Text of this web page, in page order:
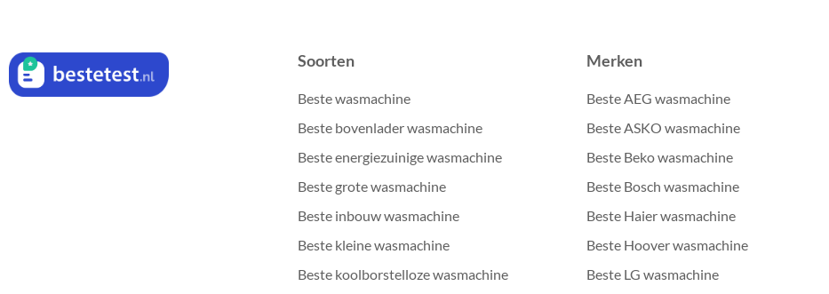
Soorten
Beste wasmachine
Beste bovenlader wasmachine
Beste energiezuinige wasmachine
Beste grote wasmachine
Beste inbouw wasmachine
Beste kleine wasmachine
Beste koolborstelloze wasmachine
Merken
Beste AEG wasmachine
Beste ASKO wasmachine
Beste Beko wasmachine
Beste Bosch wasmachine
Beste Haier wasmachine
Beste Hoover wasmachine
Beste LG wasmachine